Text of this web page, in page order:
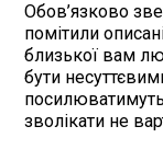
Обов’язково
помітили
близької вам
бути
зволікати не